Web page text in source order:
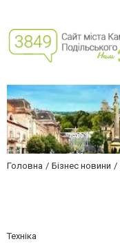
Головна Бізнес новини
Техніка